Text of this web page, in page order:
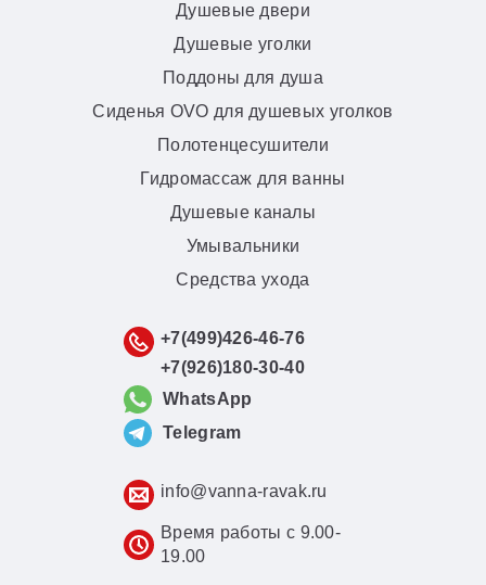
Душевые двери
Душевые уголки
Поддоны для душа
Сиденья OVO для душевых уголков
Полотенцесушители
Гидромассаж для ванны
Душевые каналы
Умывальники
Средства ухода
+7(499)426-46-76
+7(926)180-30-40
WhatsApp
Telegram
info@vanna-ravak.ru
Время работы с 9.00-
19.00